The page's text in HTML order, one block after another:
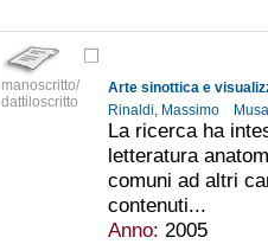
manoscritto/
dattiloscritto
Rinaldi, Massimo
La ricerca ha
letteratura
comuni ad altri
contenuti...
Anno: 2005